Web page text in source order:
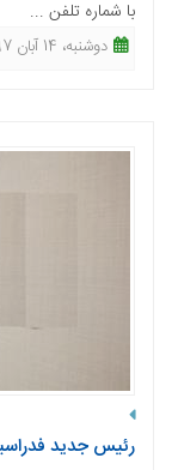
با شماره تلفن ...
دوشنبه، 14 آبان 1397 - 14:14
رئیس جدید